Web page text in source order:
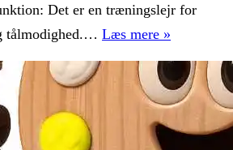
Det er en træningslejr for
tålmodighed.… Læs mere »
og
mental
styrke